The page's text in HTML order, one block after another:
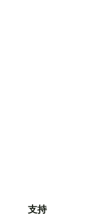
支持